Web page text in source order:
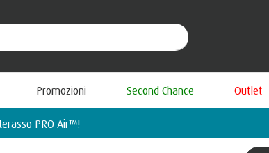
Promozioni Second Chance Outlet
PRO Air™!